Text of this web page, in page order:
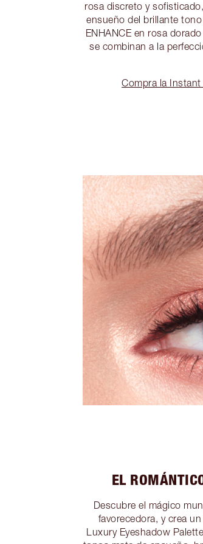
rosa discreto y
ensueño del brillante
ENHANCE en rosa
se combinan a la
Compra la Instant
EL
Descubre el mágico
favorecedora, y crea
Luxury Eyeshadow